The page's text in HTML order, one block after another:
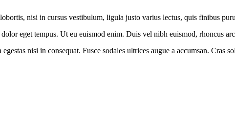
nisi in cursus vestibulum, ligula justo varius lectus, quis finibus
eget tempus. Ut eu euismod enim. Duis vel nibh euismod, rhoncus
nisi in consequat. Fusce sodales ultrices augue a accumsan. Cras